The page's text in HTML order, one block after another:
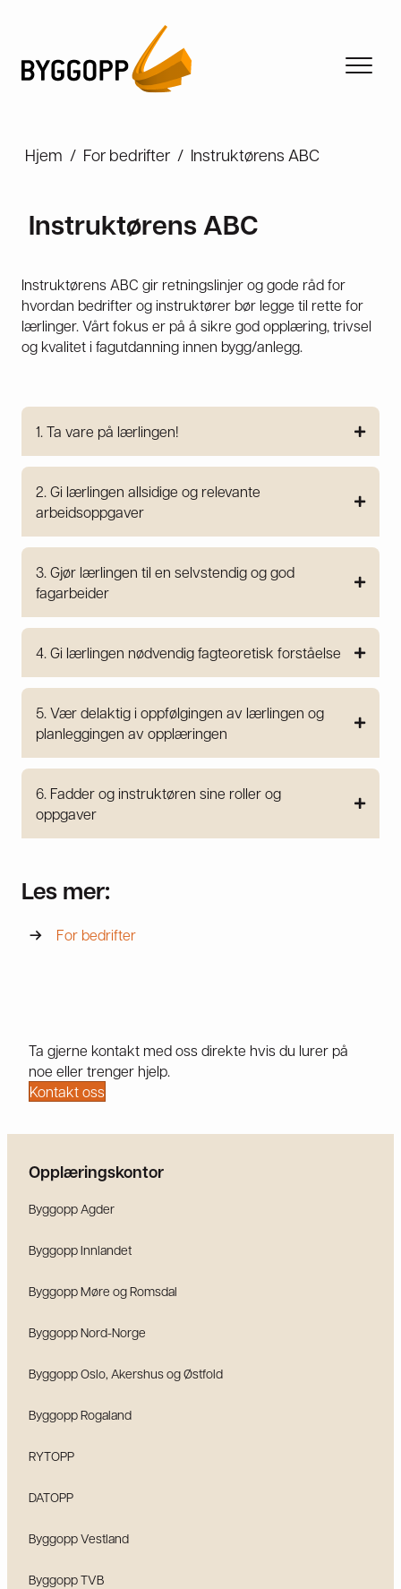
Hjem / For bedrifter / Instruktørens ABC
Instruktørens ABC
Instruktørens ABC gir retningslinjer og gode råd for
hvordan bedrifter og instruktører bør legge til rette for
lærlinger. Vårt fokus er på å sikre god opplæring, trivsel
og kvalitet i fagutdanning innen bygg/anlegg.
1. Ta vare på lærlingen!
2. Gi lærlingen allsidige og relevante
arbeidsoppgaver
3. Gjør lærlingen til en selvstendig og god
fagarbeider
4. Gi lærlingen nødvendig fagteoretisk forståelse
5. Vær delaktig i oppfølgingen av lærlingen og
planleggingen av opplæringen
6. Fadder og instruktøren sine roller og
oppgaver
Les mer:
For bedrifter
Ta gjerne kontakt med oss direkte hvis du lurer på
noe eller trenger hjelp.
Kontakt oss
Opplæringskontor
Byggopp Agder
Byggopp Innlandet
Byggopp Møre og Romsdal
Byggopp Nord-Norge
Byggopp Oslo, Akershus og Østfold
Byggopp Rogaland
RYTOPP
DATOPP
Byggopp Vestland
Byggopp TVB